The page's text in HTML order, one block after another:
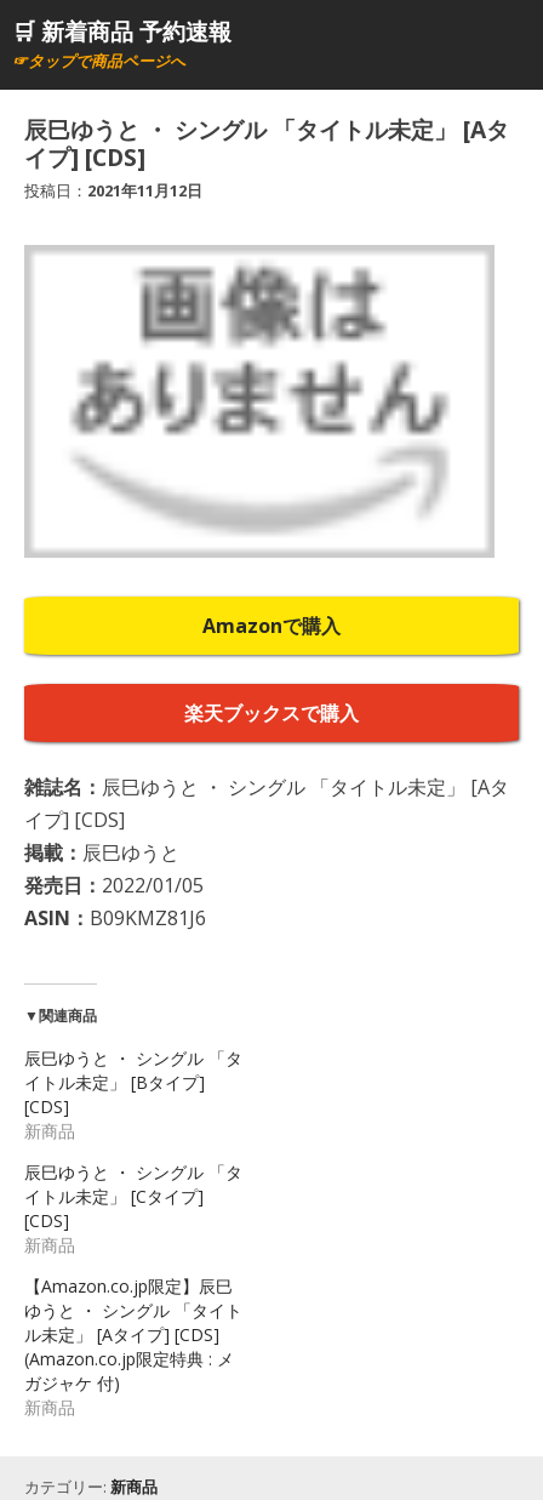
ン🛒 新着商品 予約速報
☞タップで商品ページへ
辰巳ゆうと ・ シングル 「タイトル未定」 [Aタ
イプ] [CDS]
投稿日： 2021年11月12日
Amazonで購入
楽天ブックスで購入
雑誌名： 辰巳ゆうと ・ シングル 「タイトル未定」 [Aタ
イプ] [CDS]
掲載： 辰巳ゆうと
発売日： 2022/01/05
ASIN： B09KMZ81J6
▼関連商品
辰巳ゆうと ・ シングル 「タ
イトル未定」 [Bタイプ]
[CDS]
新商品
辰巳ゆうと ・ シングル 「タ
イトル未定」 [Cタイプ]
[CDS]
新商品
【Amazon.co.jp限定】辰巳
ゆうと ・ シングル 「タイト
ル未定」 [Aタイプ] [CDS]
(Amazon.co.jp限定特典 : メ
ガジャケ 付)
新商品
カテゴリー: 新商品